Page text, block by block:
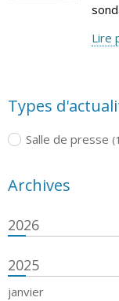
Lire
Types
Salle de presse
Archives
2026
2025
janvier